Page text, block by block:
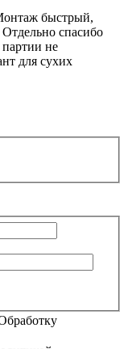
быстрый,
спасибо
партии не
для сухих